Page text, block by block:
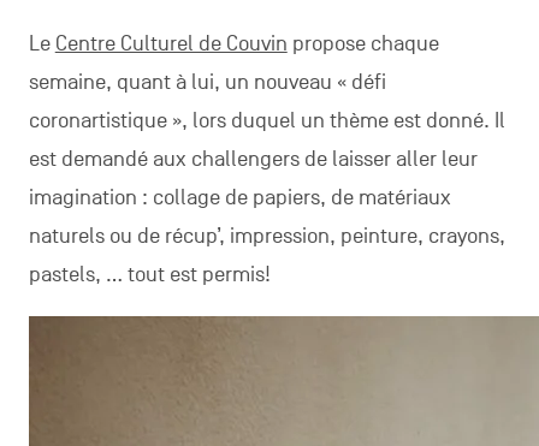
Le Centre Culturel de Couvin propose chaque
semaine, quant à lui, un nouveau « défi
coronartistique », lors duquel un thème est donné. Il
est demandé aux challengers de laisser aller leur
imagination : collage de papiers, de matériaux
naturels ou de récup’, impression, peinture, crayons,
pastels, … tout est permis!